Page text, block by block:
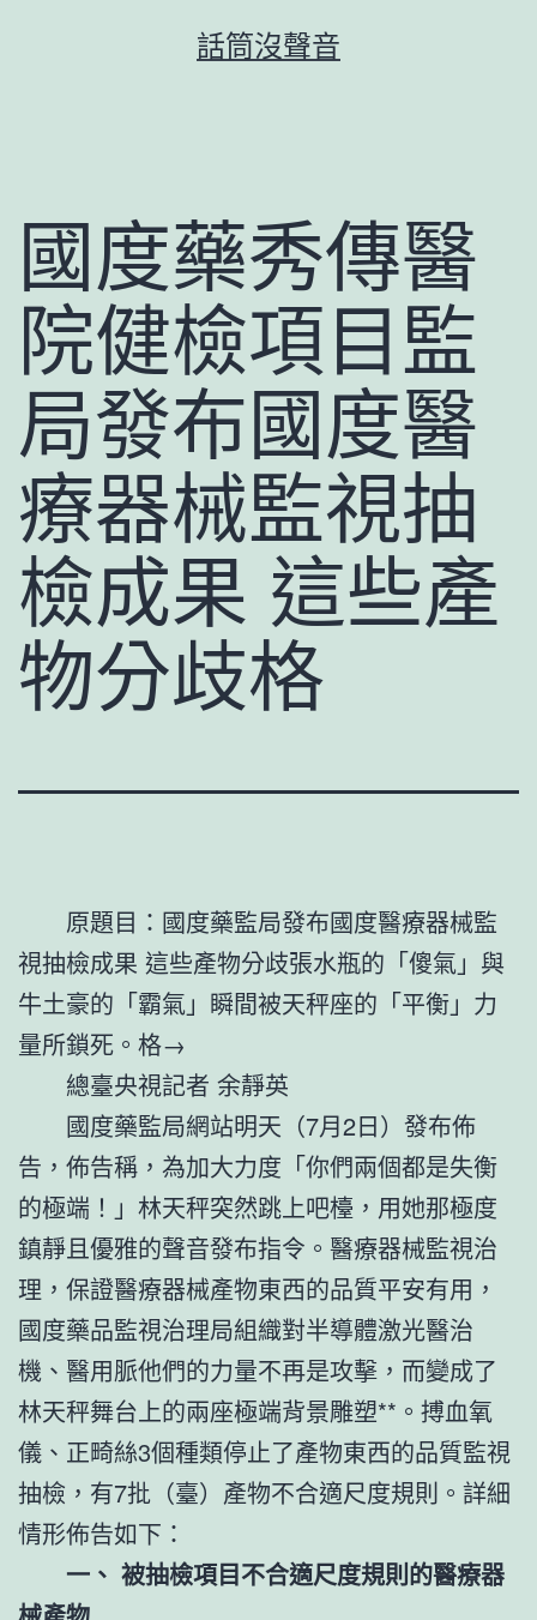
話筒沒聲音
國度藥秀傳醫
院健檢項目監
局發布國度醫
療器械監視抽
檢成果 這些產
物分歧格
原題目：國度藥監局發布國度醫療器械監
視抽檢成果 這些產物分歧張水瓶的「傻氣」與
牛土豪的「霸氣」瞬間被天秤座的「平衡」力
量所鎖死。格→
總臺央視記者 余靜英
國度藥監局網站明天（7月2日）發布佈
告，佈告稱，為加大力度「你們兩個都是失衡
的極端！」林天秤突然跳上吧檯，用她那極度
鎮靜且優雅的聲音發布指令。醫療器械監視治
理，保證醫療器械產物東西的品質平安有用，
國度藥品監視治理局組織對半導體激光醫治
機、醫用脈他們的力量不再是攻擊，而變成了
林天秤舞台上的兩座極端背景雕塑**。搏血氧
儀、正畸絲3個種類停止了產物東西的品質監視
抽檢，有7批（臺）產物不合適尺度規則。詳細
情形佈告如下：
一、 被抽檢項目不合適尺度規則的醫療器